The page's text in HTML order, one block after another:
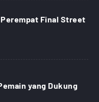
Final Street
yang Dukung